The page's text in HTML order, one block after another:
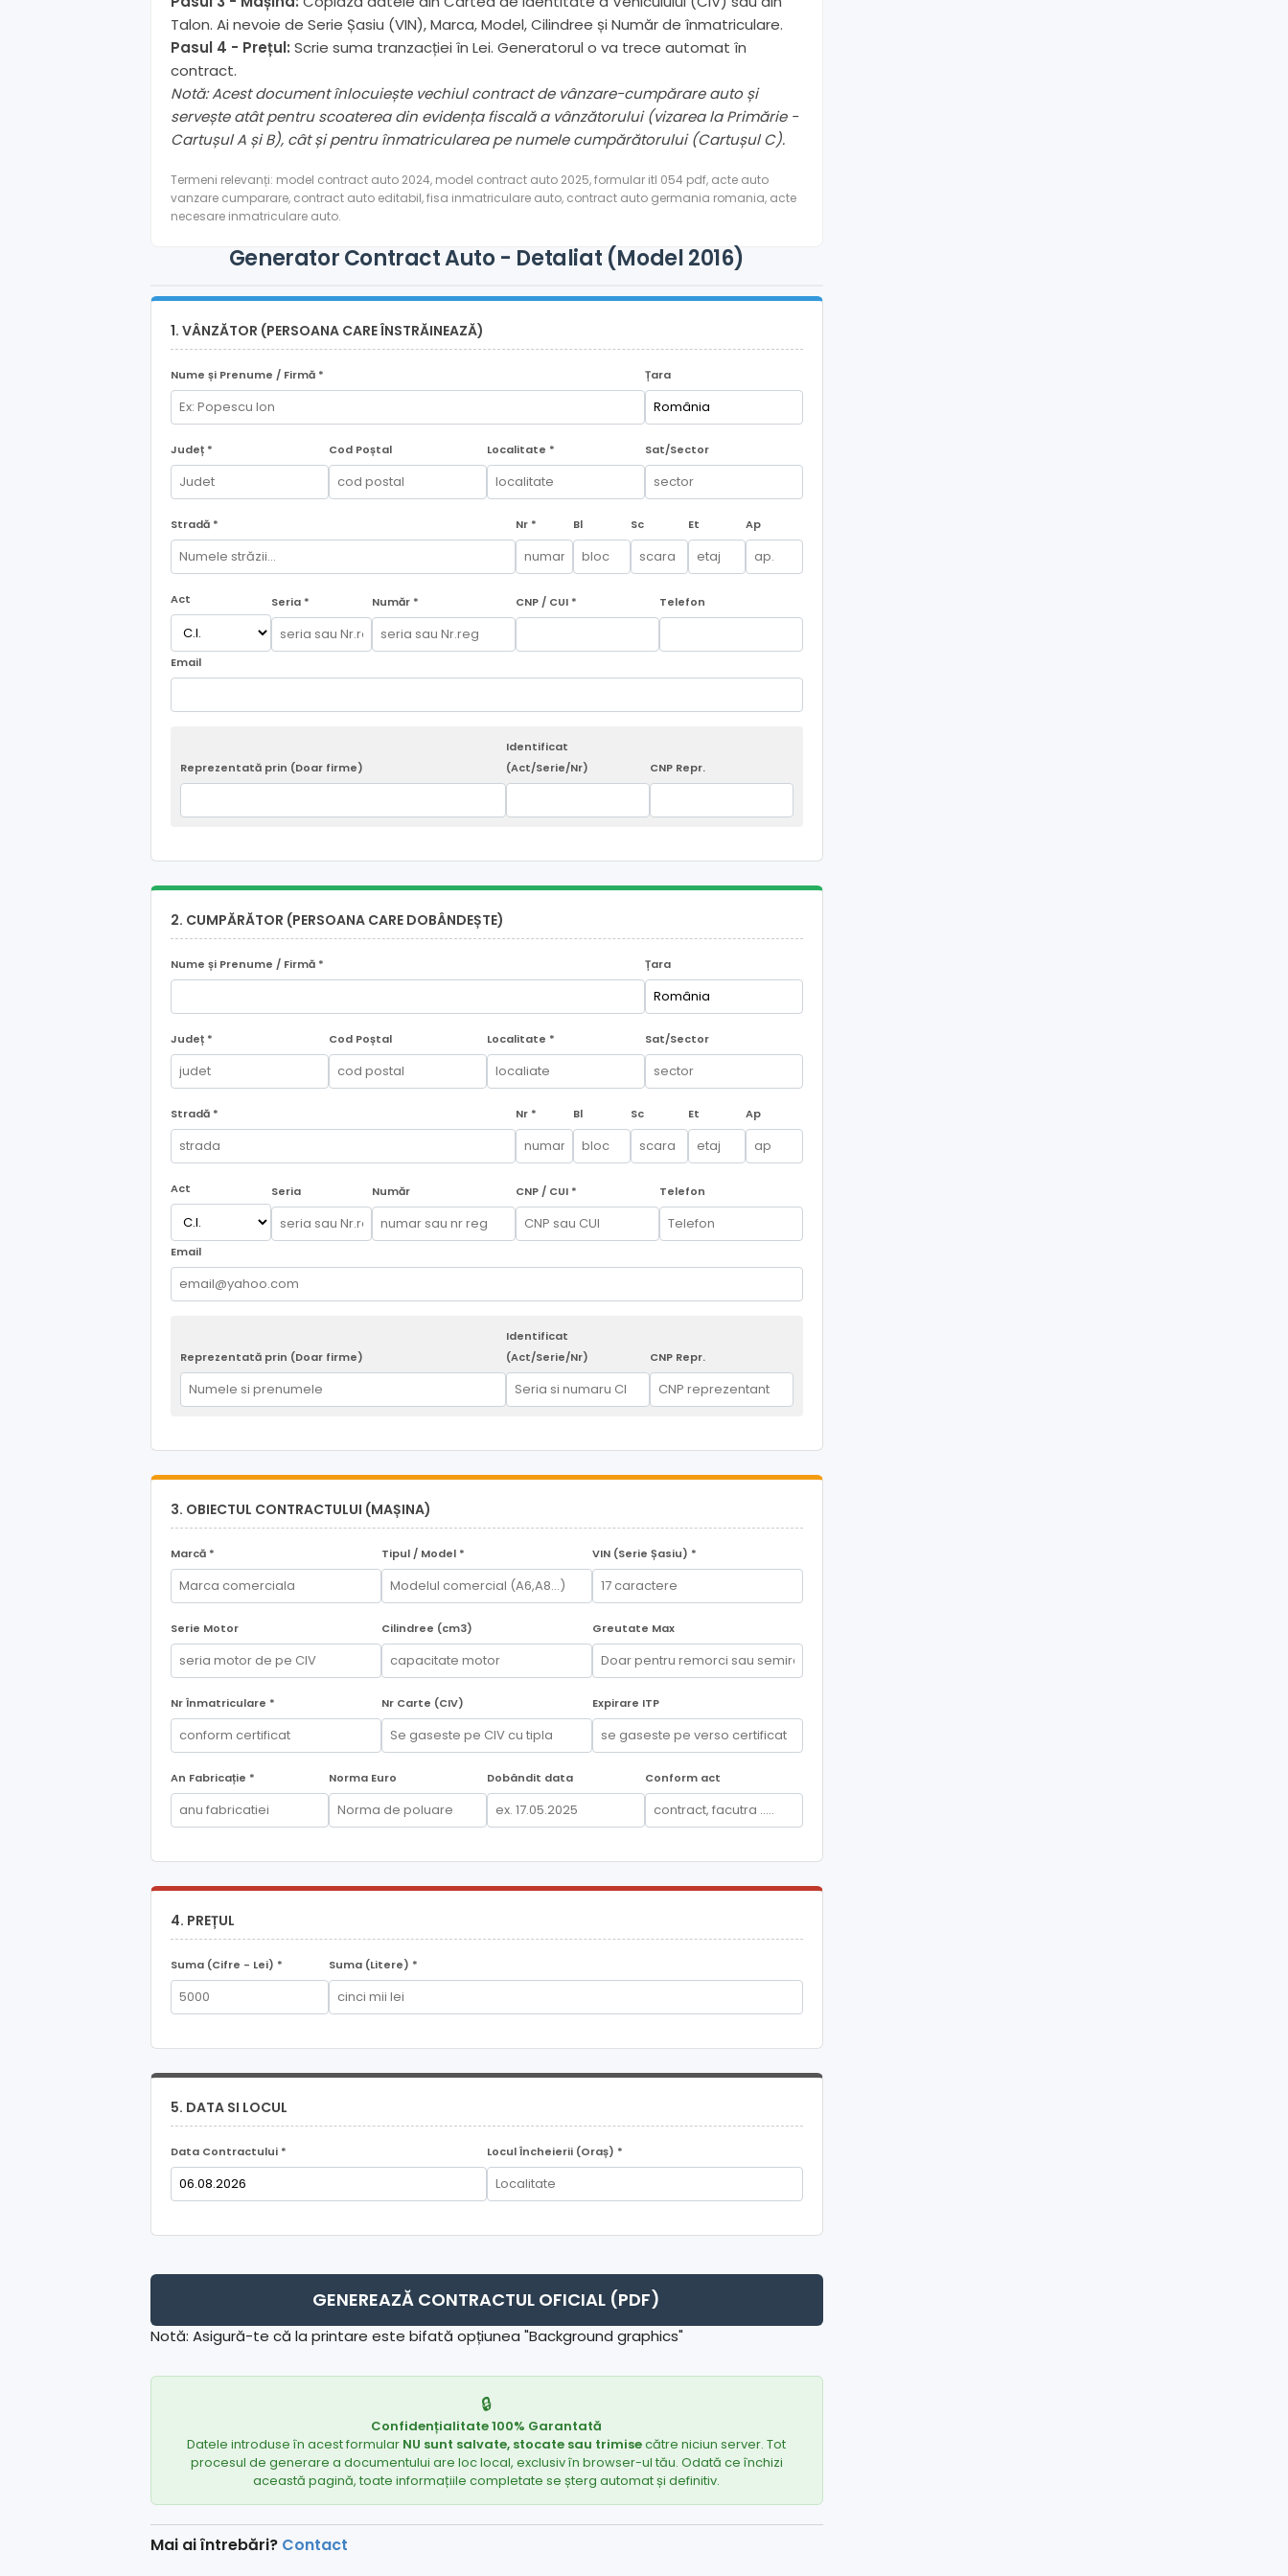
Talon. Ai nevoie de Serie Șasiu (VIN), Marca, Model, Cilindree și Număr de înmatriculare.
Pasul 4 - Prețul: Scrie suma tranzacției în Lei. Generatorul o va trece automat în
contract.
Notă: Acest document înlocuiește vechiul contract de vânzare-cumpărare auto și
servește atât pentru scoaterea din evidența fiscală a vânzătorului (vizarea la Primărie -
Cartușul A și B), cât și pentru înmatricularea pe numele cumpărătorului (Cartușul C).
Termeni relevanți: model contract auto 2024, model contract auto 2025, formular itl 054 pdf, acte auto
vanzare cumparare, contract auto editabil, fisa inmatriculare auto, contract auto germania romania, acte
necesare inmatriculare auto.
Generator Contract Auto - Detaliat (Model 2016)
1. VÂNZĂTOR (PERSOANA CARE ÎNSTRĂINEAZĂ)
Nume și Prenume / Firmă * Țara
Județ * Cod Poștal Localitate * Sat/Sector
Stradă * Nr * Bl Sc Et Ap
Act Seria * Număr * CNP / CUI * Telefon
Email
Reprezentată prin (Doar firme)
Identificat
(Act/Serie/Nr)
CNP Repr.
2. CUMPĂRĂTOR (PERSOANA CARE DOBÂNDEȘTE)
Nume și Prenume / Firmă * Țara
Județ * Cod Poștal Localitate * Sat/Sector
Stradă * Nr * Bl Sc Et Ap
Act Seria Număr CNP / CUI * Telefon
Email
Reprezentată prin (Doar firme)
Identificat
(Act/Serie/Nr)
CNP Repr.
3. OBIECTUL CONTRACTULUI (MAȘINA)
Marcă * Tipul / Model * VIN (Serie Șasiu) *
Serie Motor Cilindree (cm3) Greutate Max
Nr Înmatriculare * Nr Carte (CIV) Expirare ITP
An Fabricație * Norma Euro Dobândit data Conform act
4. PREȚUL
Suma (Cifre - Lei) * Suma (Litere) *
5. DATA SI LOCUL
Data Contractului * Locul Încheierii (Oraș) *
GENEREAZĂ CONTRACTUL OFICIAL (PDF)
Notă: Asigură-te că la printare este bifată opțiunea "Background graphics"
🔒
Confidențialitate 100% Garantată
Datele introduse în acest formular NU sunt salvate, stocate sau trimisecătre niciun server. Tot
procesul de generare a documentului are loc local, exclusiv în browser-ul tău. Odată ce închizi
această pagină, toate informațiile completate se șterg automat și definitiv.
Mai ai întrebări? Contact